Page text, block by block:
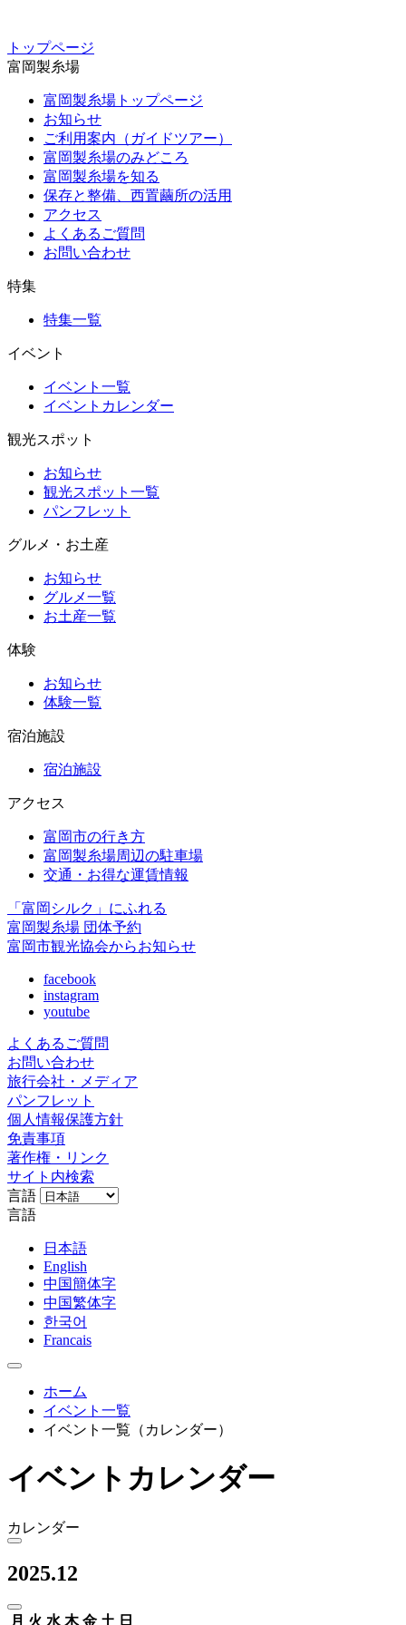
トップページ
富岡製糸場
富岡製糸場トップページ
お知らせ
ご利用案内（ガイドツアー）
富岡製糸場のみどころ
富岡製糸場を知る
保存と整備、西置繭所の活用
アクセス
よくあるご質問
お問い合わせ
特集
特集一覧
イベント
イベント一覧
イベントカレンダー
観光スポット
お知らせ
観光スポット一覧
パンフレット
グルメ・お土産
お知らせ
グルメ一覧
お土産一覧
体験
お知らせ
体験一覧
宿泊施設
宿泊施設
アクセス
富岡市の行き方
富岡製糸場周辺の駐車場
交通・お得な運賃情報
「富岡シルク」にふれる
富岡製糸場 団体予約
富岡市観光協会からお知らせ
facebook
instagram
youtube
よくあるご質問
お問い合わせ
旅行会社・メディア
パンフレット
個人情報保護方針
免責事項
著作権・リンク
サイト内検索
言語
言語
日本語
English
中国簡体字
中国繁体字
한국어
Francais
ホーム
イベント一覧
イベント一覧（カレンダー）
イベントカレンダー
カレンダー
2025.12
月 火 水 木 金 土 日